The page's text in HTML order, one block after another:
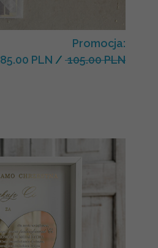
Promocja:
85.00 PLN / 105.00 PLN